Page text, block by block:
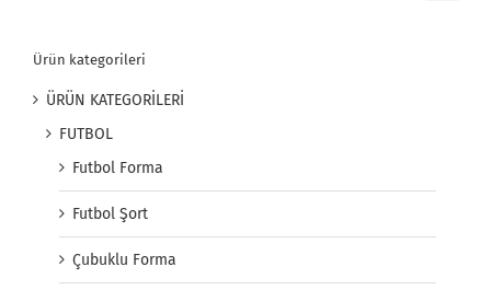
Ürün kategorileri
ÜRÜN KATEGORİLERİ
FUTBOL
Futbol Forma
Futbol Şort
Çubuklu Forma